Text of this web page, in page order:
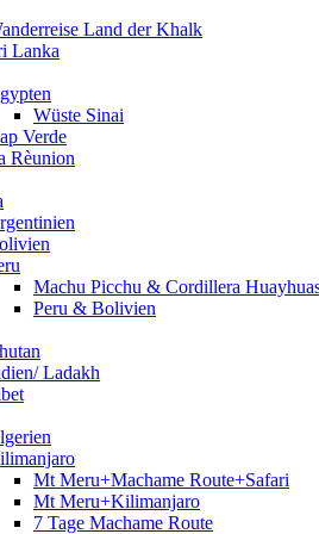
Land der Khalk
Lanka
Wüste Sinai
Verde
Rèunion
Machu Picchu & Cordillera
Peru & Bolivien
Ladakh
Mt Meru+Machame Route+Safari
Mt Meru+Kilimanjaro
7 Tage Machame Route